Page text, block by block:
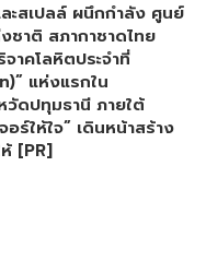
ะสเปลล์ ผนึกกำลัง ศูนย์
ชาติ สภากาชาดไทย
าคโลหิตประจำที่
แห่งแรกใน
วัดปทุมธานี ภายใต้
อร์ให้ใจ” เดินหน้าสร้าง
[PR]